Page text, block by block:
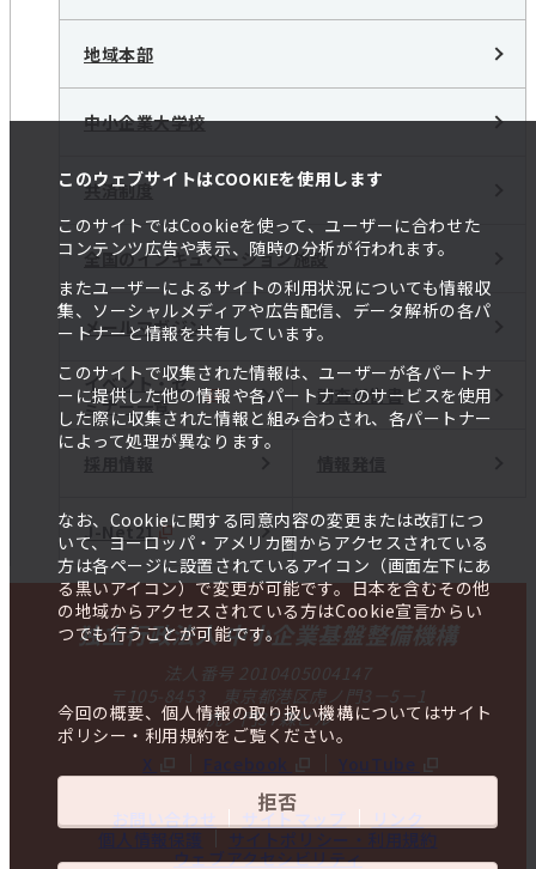
このウェブサイトはCOOKIEを使用します
このサイトではCookieを使って、ユーザーに合わせた
コンテンツ広告や表示、随時の分析が行われます。
またユーザーによるサイトの利用状況についても情報収
集、ソーシャルメディアや広告配信、データ解析の各パ
ートナーと情報を共有しています。
このサイトで収集された情報は、ユーザーが各パートナ
ーに提供した他の情報や各パートナーのサービスを使用
した際に収集された情報と組み合わされ、各パートナー
によって処理が異なります。
なお、Cookieに関する同意内容の変更または改訂につ
いて、ヨーロッパ・アメリカ圏からアクセスされている
方は各ページに設置されているアイコン（画面左下にあ
る黒いアイコン）で変更が可能です。日本を含むその他
の地域からアクセスされている方はCookie宣言からい
つでも行うことが可能です。
今回の概要、個人情報の取り扱い機構についてはサイト
ポリシー・利用規約をご覧ください。
拒否
地域本部
中小企業大学校
共済制度
全国のインキュベーション施設
メールマガジン
イベント・セ
ミナー一覧
調査報告書
J-Net21
独立行政法人 中小企業基盤整備機構
法人番号 2010405004147
〒105-8453 東京都港区虎ノ門3－5－1
虎ノ門37森ビル
X
Facebook YouTube
お問い合わせ サイトマップ
リンク
個人情報保護
サイトポリシー・利用規約
ウェブアクセシビリティ